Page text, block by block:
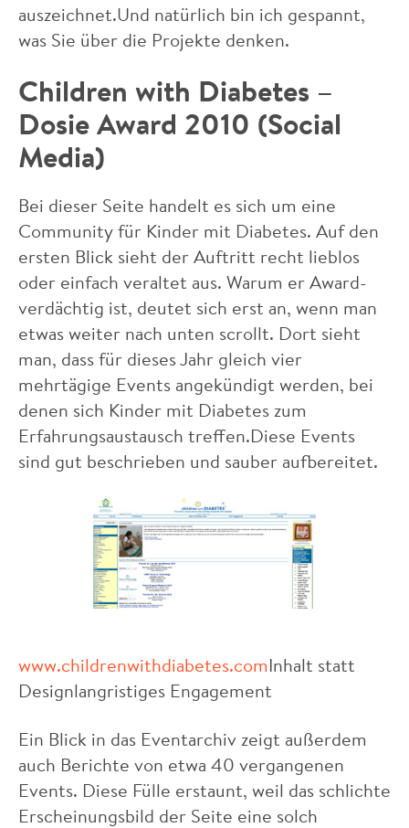
auszeichnet.Und natürlich bin ich gespannt,
was Sie über die Projekte denken.
Children with Diabetes –
Dosie Award 2010 (Social
Media)
Bei dieser Seite handelt es sich um eine
Community für Kinder mit Diabetes. Auf den
ersten Blick sieht der Auftritt recht lieblos
oder einfach veraltet aus. Warum er Award-
verdächtig ist, deutet sich erst an, wenn man
etwas weiter nach unten scrollt. Dort sieht
man, dass für dieses Jahr gleich vier
mehrtägige Events angekündigt werden, bei
denen sich Kinder mit Diabetes zum
Erfahrungsaustausch treffen.Diese Events
sind gut beschrieben und sauber aufbereitet.
www.childrenwithdiabetes.comInhalt statt
Designlangristiges Engagement
Ein Blick in das Eventarchiv zeigt außerdem
auch Berichte von etwa 40 vergangenen
Events. Diese Fülle erstaunt, weil das schlichte
Erscheinungsbild der Seite eine solch